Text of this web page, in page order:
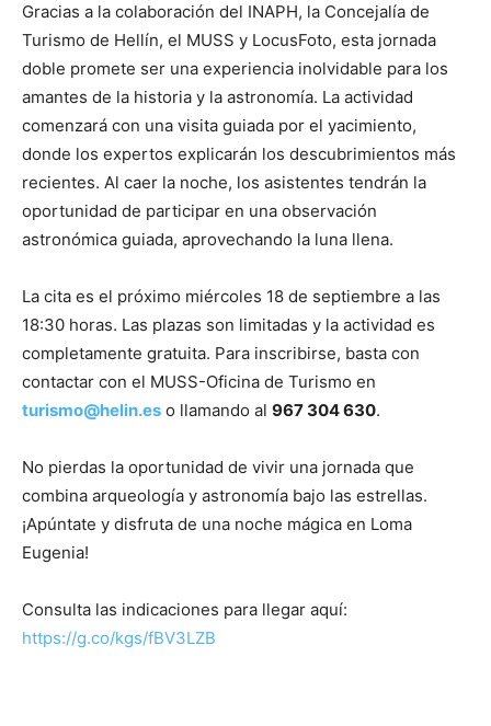
Gracias a la colaboración del INAPH, la Concejalía de
Turismo de Hellín, el MUSS y LocusFoto, esta jornada
doble promete ser una experiencia inolvidable para los
amantes de la historia y la astronomía. La actividad
comenzará con una visita guiada por el yacimiento,
donde los expertos explicarán los descubrimientos más
recientes. Al caer la noche, los asistentes tendrán la
oportunidad de participar en una observación
astronómica guiada, aprovechando la luna llena.
La cita es el próximo miércoles 18 de septiembre a las
18:30 horas. Las plazas son limitadas y la actividad es
completamente gratuita. Para inscribirse, basta con
contactar con el MUSS-Oficina de Turismo en
turismo@helin.es o llamando al 967 304 630.
No pierdas la oportunidad de vivir una jornada que
combina arqueología y astronomía bajo las estrellas.
¡Apúntate y disfruta de una noche mágica en Loma
Eugenia!
Consulta las indicaciones para llegar aquí:
https://g.co/kgs/fBV3LZB